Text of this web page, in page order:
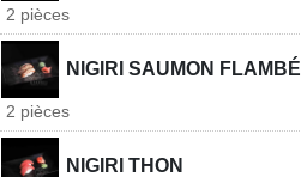
2 pièces
NIGIRI SAUMON FLAMBÉ
2 pièces
NIGIRI THON